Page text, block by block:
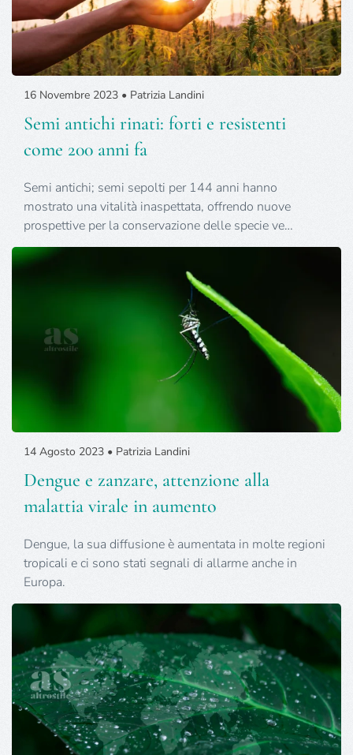
16 Novembre 2023 • Patrizia Landini
Semi antichi rinati: forti e resistenti
come 200 anni fa
Semi antichi; semi sepolti per 144 anni hanno
mostrato una vitalità inaspettata, offrendo nuove
prospettive per la conservazione delle specie ve…
14 Agosto 2023 • Patrizia Landini
Dengue e zanzare, attenzione alla
malattia virale in aumento
Dengue, la sua diffusione è aumentata in molte regioni
tropicali e ci sono stati segnali di allarme anche in
Europa.